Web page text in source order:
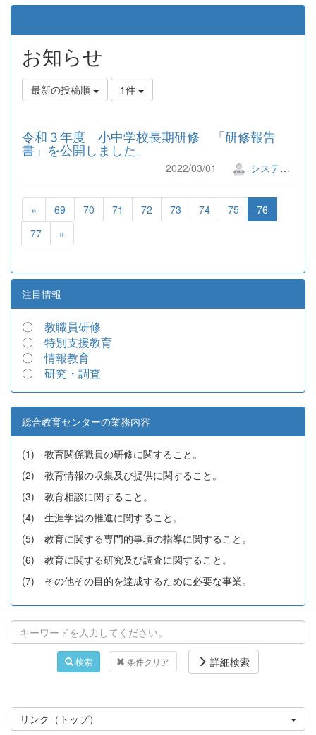
お知らせ
最新の投稿順 1件
令和３年度 小中学校長期研修 「研修報告
書」を公開しました。
2022/03/01 システム管理者
« 69 70 71 72 73 74 75
76
77
»
注目情報
〇 教職員研修
〇 特別支援教育
〇情報教育
〇 研究・調査
総合教育センターの業務内容
(1) 教育関係職員の研修に関すること。
(2) 教育情報の収集及び提供に関すること。
(3) 教育相談に関すること。
(4) 生涯学習の推進に関すること。
(5) 教育に関する専門的事項の指導に関すること。
(6) 教育に関する研究及び調査に関すること。
(7) その他その目的を達成するために必要な事業。
検索 条件クリア 詳細検索
リンク（トップ）